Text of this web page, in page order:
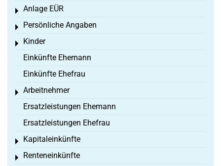
Anlage EÜR
Toggle menu
Persönliche Angaben
Toggle menu
Kinder
Toggle menu
Einkünfte Ehemann
Einkünfte Ehefrau
Arbeitnehmer
Toggle menu
Ersatzleistungen Ehemann
Ersatzleistungen Ehefrau
Kapitaleinkünfte
Toggle menu
Renteneinkünfte
Toggle menu